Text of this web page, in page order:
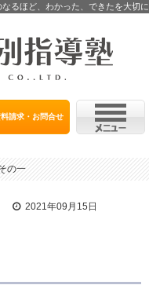
るほど、わかった、できたを大切に
請求・お問合せ
の一
2021年09月15日